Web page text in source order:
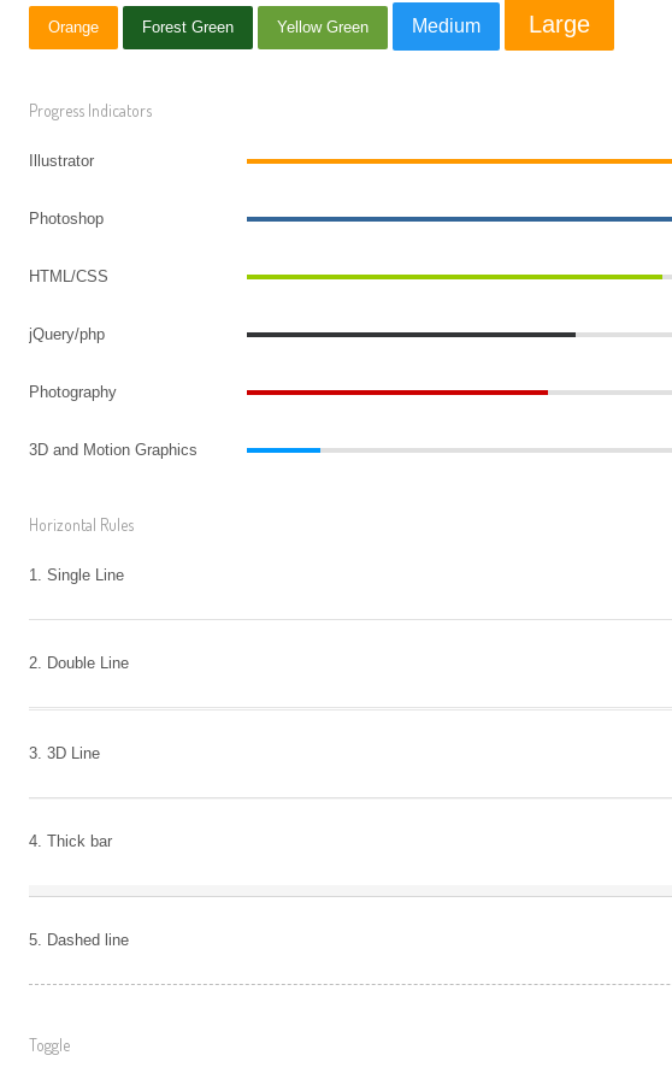
Orange Forest Green Yellow Green Medium Large
Progress Indicators
Illustrator
Photoshop
HTML/CSS
jQuery/php
Photography
3D and Motion Graphics
Horizontal Rules
1. Single Line
2. Double Line
3. 3D Line
4. Thick bar
5. Dashed line
Toggle